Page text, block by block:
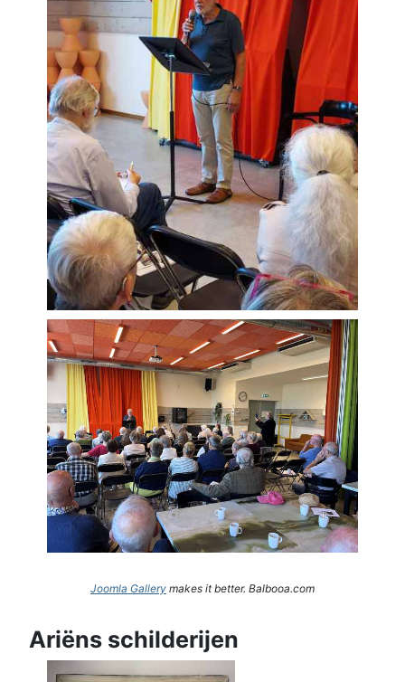
Joomla Gallery makes it better. Balbooa.com
Ariëns schilderijen